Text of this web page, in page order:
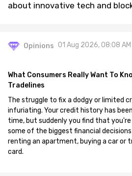
about innovative tech and
Opinions 01 Aug 2026, 08:08 AM
What Consumers Really Want To
Tradelines
The struggle to fix a dodgy or limited
infuriating. Your credit history has
time, but suddenly you find that you're
some of the biggest financial
renting an apartment, buying a car or
card.